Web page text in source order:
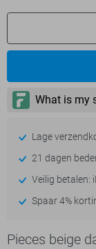
Lage
21 dagen
Veilig betalen:
Spaar 4%
Pieces beige